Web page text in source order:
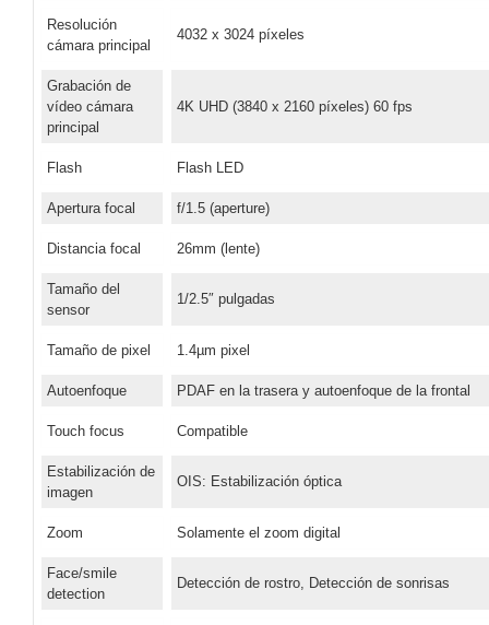
Resolución
cámara principal
4032 x 3024 píxeles
Grabación de
vídeo cámara
principal
4K UHD (3840 x 2160 píxeles) 60 fps
Flash Flash LED
Apertura focal f/1.5 (aperture)
Distancia focal 26mm (lente)
Tamaño del
sensor
1/2.5″ pulgadas
Tamaño de pixel 1.4µm pixel
Autoenfoque PDAF en la trasera y autoenfoque de la frontal
Touch focus Compatible
Estabilización de
imagen
OIS: Estabilización óptica
Zoom Solamente el zoom digital
Face/smile
detection
Detección de rostro, Detección de sonrisas